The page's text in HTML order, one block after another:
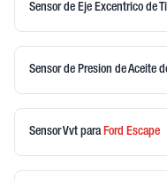
Sensor de Eje Excentrico de
Sensor de Presion de Aceite
Sensor Vvt para Ford Escape